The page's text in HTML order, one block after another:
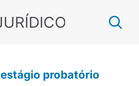
probatório